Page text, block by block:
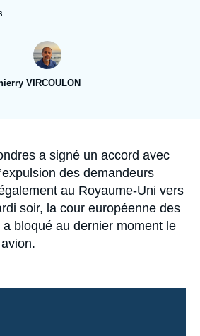
Se connecter
VIRCOULON
a signé un accord avec
des demandeurs
au Royaume-Uni vers
soir, la cour européenne des
a bloqué au dernier moment le